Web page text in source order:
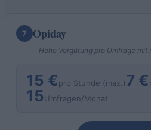
7 Opiday
Hohe Vergütung pro Umfrage mit
15 €pro Stunde (max.)7 €
15Umfragen/Monat